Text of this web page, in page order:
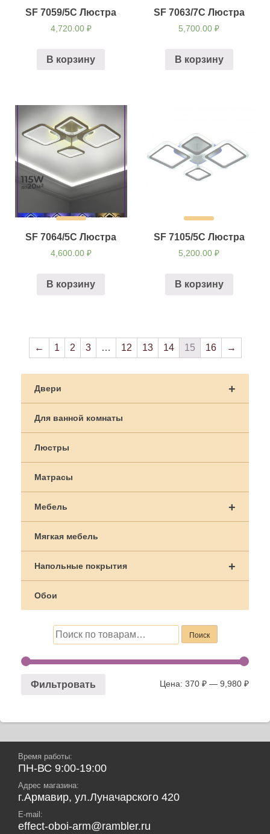
+
Двери
Для ванной комнаты
Люстры
Матрасы
+
Мебель
Мягкая мебель
+
Напольные покрытия
Обои
Искать: Поиск
Фильтровать Цена: 370 ₽ — 9,980 ₽
SF 7059/5C Люстра
4,720.00 ₽
В корзину
SF 7063/7C Люстра
5,700.00₽
В корзину
SF 7064/5C Люстра
4,600.00 ₽
В корзину
SF 7105/5C Люстра
5,200.00₽
В корзину
← 1 2 3 … 12 13 14 15 16 →
Время работы:
ПН-ВС 9:00-19:00
Адрес магазина:
г.Армавир, ул.Луначарского 420
E-mail:
effect-oboi-arm@rambler.ru